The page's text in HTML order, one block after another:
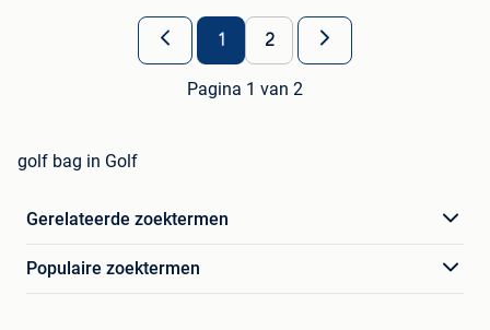
1 2
Pagina 1 van 2
golf bag in Golf
Gerelateerde zoektermen
Populaire zoektermen